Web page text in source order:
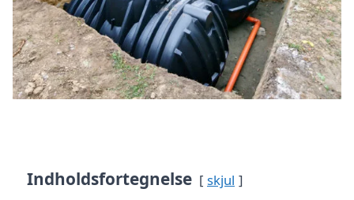
Indholdsfortegnelse skjul